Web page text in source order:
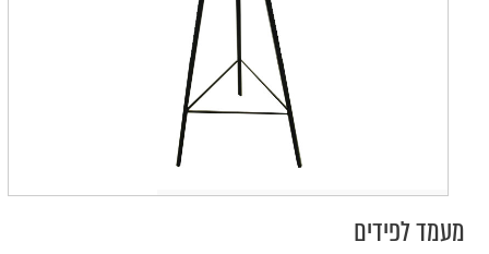
מעמד לפידים